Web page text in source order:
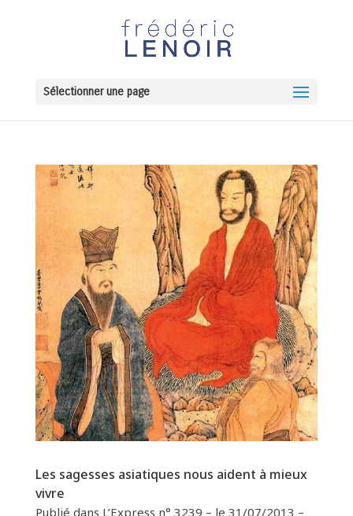
Sélectionner une page
Les sagesses asiatiques nous aident à mieux
vivre
Publié dans L’Express n° 3239 – le 31/07/2013 –